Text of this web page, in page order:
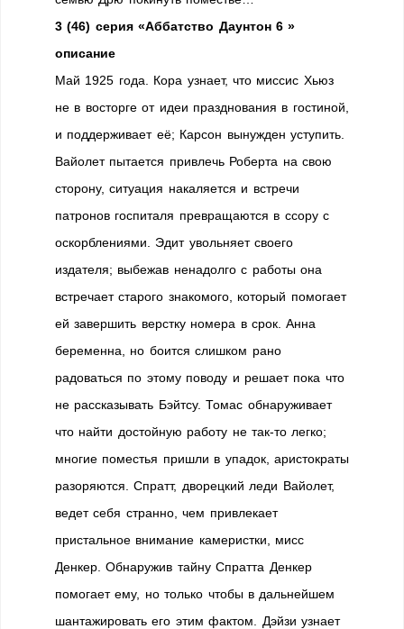
3 (46) серия «Аббатство Даунтон 6 »
описание
Май 1925 года. Кора узнает, что миссис Хьюз
не в восторге от идеи празднования в гостиной,
и поддерживает её; Карсон вынужден уступить.
Вайолет пытается привлечь Роберта на свою
сторону, ситуация накаляется и встречи
патронов госпиталя превращаются в ссору с
оскорблениями. Эдит увольняет своего
издателя; выбежав ненадолго с работы она
встречает старого знакомого, который помогает
ей завершить верстку номера в срок. Анна
беременна, но боится слишком рано
радоваться по этому поводу и решает пока что
не рассказывать Бэйтсу. Томас обнаруживает
что найти достойную работу не так-то легко;
многие поместья пришли в упадок, аристократы
разоряются. Спратт, дворецкий леди Вайолет,
ведет себя странно, чем привлекает
пристальное внимание камеристки, мисс
Денкер. Обнаружив тайну Спратта Денкер
помогает ему, но только чтобы в дальнейшем
шантажировать его этим фактом. Дэйзи узнает